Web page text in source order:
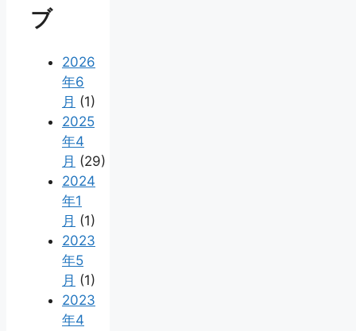
ブ
2026
年6
月 (1)
2025
年4
月 (29)
2024
年1
月 (1)
2023
年5
月 (1)
2023
年4